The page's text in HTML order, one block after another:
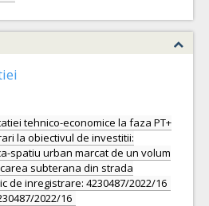
tehnico-economice la faza PT+
la obiectivul de investitii:
spatiu urban marcat de un volum
subterana din strada
de inregistrare: 4230487/2022/16
2022/16